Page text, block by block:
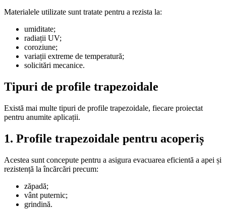
Materialele utilizate sunt tratate pentru a rezista la:
umiditate;
radiații UV;
coroziune;
variații extreme de temperatură;
solicitări mecanice.
Tipuri de profile trapezoidale
Există mai multe tipuri de profile trapezoidale, fiecare proiectat
pentru anumite aplicații.
1. Profile trapezoidale pentru acoperiș
Acestea sunt concepute pentru a asigura evacuarea eficientă a apei și
rezistență la încărcări precum:
zăpadă;
vânt puternic;
grindină.